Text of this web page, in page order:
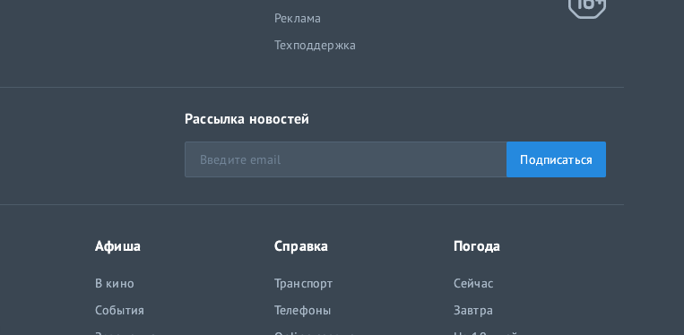
Реклама
Техподдержка
Рассылка новостей
Подписаться
Афиша
В кино
События
Справка
Транспорт
Телефоны
Погода
Сейчас
Завтра